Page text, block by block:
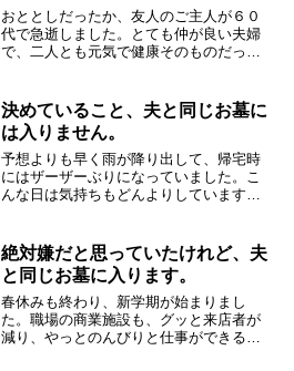
おととしだったか、友人のご主人が６０
代で急逝しました。とても仲が良い夫婦
で、二人とも元気で健康そのものだった
しまったのです。救急搬送されて、意識
がないまま翌日にはあの世...
決めていること、夫と同じお墓に
は入りません。
予想よりも早く雨が降り出して、帰宅時
にはザーザーぶりになっていました。こ
んな日は気持ちもどんよりしています。
なお墓をお持ちなんだろうと思っていた
からです。海に散骨してほ...
絶対嫌だと思っていたけれど、夫
と同じお墓に入ります。
春休みも終わり、新学期が始まりまし
た。職場の商業施設も、グッと来店者が
減り、やっとのんびりと仕事ができるよ